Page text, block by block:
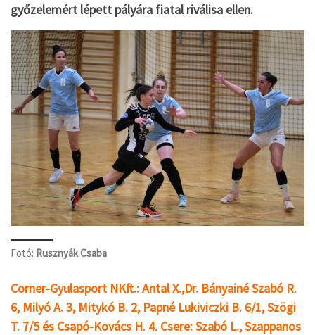
győzelemért lépett pályára fiatal riválisa ellen.
Fotó: Rusznyák Csaba
Corner-Gyulasport NKft.: Antal X.,Dr. Bányainé Szabó R.
6, Milyó A. 3, Mitykó B. 2, Papné Lukiviczki B. 6/1, Szögi
T. 7/5 és Csapó-Kovács H. 4. Csere: Szabó L., Szappanos